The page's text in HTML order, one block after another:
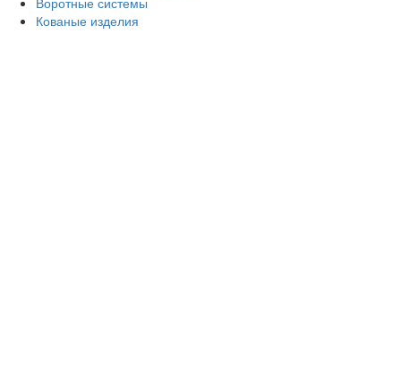
Кованые изделия